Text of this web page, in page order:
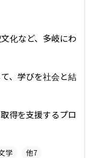
化など、多岐にわ
、学びを社会と結
得を支援するプロ
学 他7